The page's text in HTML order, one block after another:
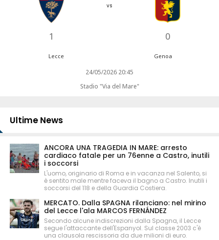
1
vs
0
Lecce Genoa
24/05/2026 20:45
Stadio "Via del Mare"
Ultime News
ANCORA UNA TRAGEDIA IN MARE: arresto
cardiaco fatale per un 76enne a Castro, inutili
i soccorsi
L'uomo, originario di Roma e in vacanza nel Salento, si
è sentito male mentre faceva il bagno a Castro. Inutili i
soccorsi del 118 e della Guardia Costiera.
MERCATO. Dalla SPAGNA rilanciano: nel mirino
del Lecce l'ala MARCOS FERNÁNDEZ
Secondo alcune indiscrezioni dalla Spagna, il Lecce
segue l'attaccante dell'Espanyol. Sul classe 2003 c'è
una clausola rescissoria da due milioni di euro.